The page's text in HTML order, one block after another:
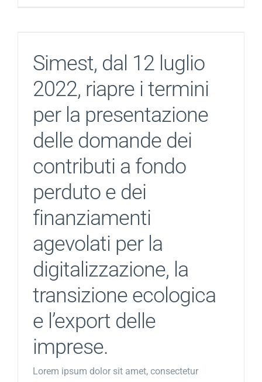
Simest, dal 12 luglio
2022, riapre i termini
per la presentazione
delle domande dei
contributi a fondo
perduto e dei
finanziamenti
agevolati per la
digitalizzazione, la
transizione ecologica
e l’export delle
imprese.
Lorem ipsum dolor sit amet, consectetur